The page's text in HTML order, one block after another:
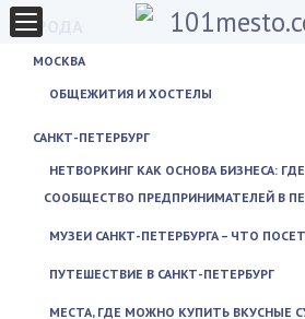
ГОРОДА
МОСКВА
ОБЩЕЖИТИЯ И ХОСТЕЛЫ
САНКТ-ПЕТЕРБУРГ
НЕТВОРКИНГ КАК ОСНОВА БИЗНЕСА:
СООБЩЕСТВО ПРЕДПРИНИМАТЕЛЕЙ В
МУЗЕИ САНКТ-ПЕТЕРБУРГА – ЧТО
ПУТЕШЕСТВИЕ В САНКТ-ПЕТЕРБУРГ
МЕСТА, ГДЕ МОЖНО КУПИТЬ ВКУСНЫЕ